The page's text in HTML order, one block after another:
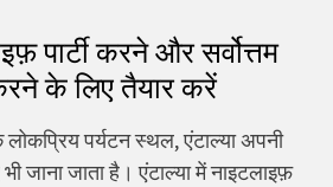
पार्टी करने और सर्वोत्तम
के लिए तैयार करें
लोकप्रिय पर्यटन स्थल, एंटाल्या अपनी
जाना जाता है। एंटाल्या में नाइटलाइफ़